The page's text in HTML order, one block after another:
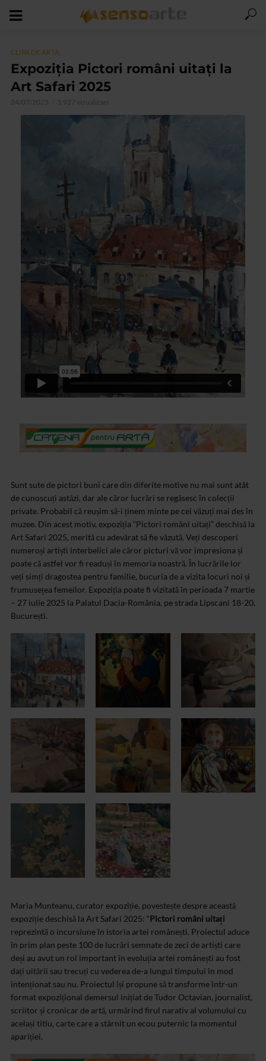
CLIPA DE ARTA
Expoziția Pictori români uitați la
Art Safari 2025
24/07/2025 3.927 vizualizari
Sunt sute de pictori buni care din diferite motive nu mai sunt atât
de cunoscuți astăzi, dar ale căror lucrări se regăsesc în colecții
private. Probabil că reușim să-i ținem minte pe cei văzuți mai des în
muzee. Din acest motiv, expoziția “Pictori români uitați” deschisă la
Art Safari 2025, merită cu adevărat să fie văzută. Veți descoperi
numeroși artiști interbelici ale căror picturi vă vor impresiona și
poate că astfel vor fi readuși în memoria noastră. În lucrările lor
veți simți dragostea pentru familie, bucuria de a vizita locuri noi și
frumusețea femeilor. Expoziția poate fi vizitată în perioada 7 martie
– 27 iulie 2025 la Palatul Dacia-România, pe strada Lipscani 18-20,
București.
Maria Munteanu, curator expoziție, povestește despre această
expoziție deschisă la Art Safari 2025: “Pictori români uitați
reprezintă o incursiune în istoria artei românești. Proiectul aduce
în prim plan peste 100 de lucrări semnate de zeci de artiști care
deși au avut un rol important în evoluția artei românești au fost
dați uitării sau trecuți cu vederea de-a lungul timpului în mod
intenționat sau nu. Proiectul își propune să transforme într-un
format expozițional demersul inițiat de Tudor Octavian, journalist,
scriitor și cronicar de artă, urmărind firul narativ al volumului cu
același titlu, carte care a stârnit un ecou puternic la momentul
apariției.